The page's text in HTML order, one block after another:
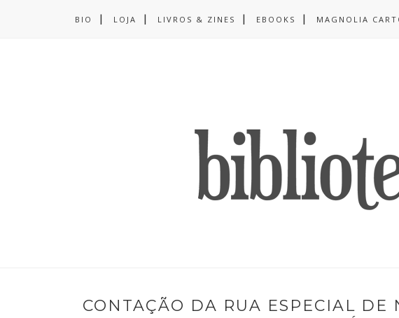
BIO LOJA LIVROS & ZINES EBOOKS MAGNOLIA
CONTAÇÃO DA RUA ESPECIAL DE